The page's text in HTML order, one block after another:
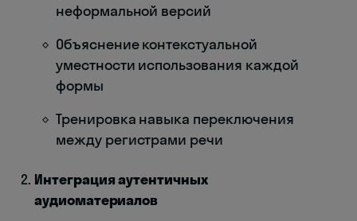
неформальной версий
Объяснение контекстуальной
уместности использования каждой
формы
Тренировка навыка переключения
между регистрами речи
Интеграция аутентичных
аудиоматериалов